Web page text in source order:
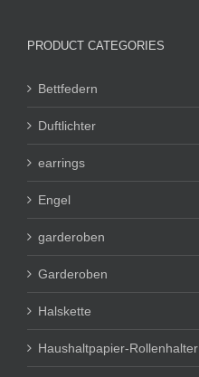
PRODUCT CATEGORIES
Bettfedern
Duftlichter
earrings
Engel
garderoben
Garderoben
Halskette
Haushaltpapier-Rollenhalter